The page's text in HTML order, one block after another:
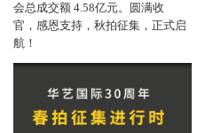
会总成交额 4.58亿元。圆满收
官，感恩支持，秋拍征集，正式启
航！